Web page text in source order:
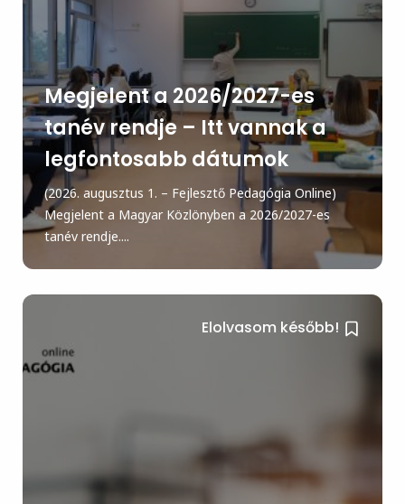
Megjelent a 2026/2027-es
tanév rendje – Itt vannak a
legfontosabb dátumok
(2026. augusztus 1. – Fejlesztő Pedagógia Online)
Megjelent a Magyar Közlönyben a 2026/2027-es
tanév rendje....
Elolvasom később!